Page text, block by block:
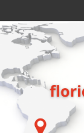
al
contenido